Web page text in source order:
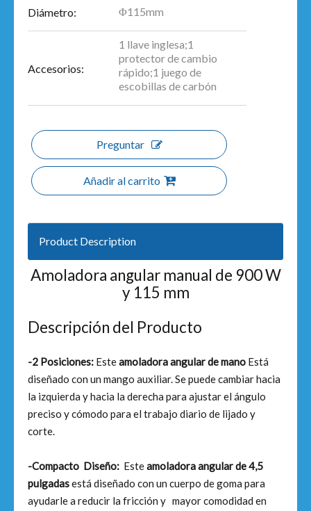
Diámetro: Φ115mm
Accesorios:
1 llave inglesa;1
protector de cambio
rápido;1 juego de
escobillas de carbón
Preguntar
Añadir al carrito
Product Description
Amoladora angular manual de 900 W
y 115 mm
Descripción del Producto
-2 Posiciones: Esteamoladora angular de mano Está
diseñado con un mango auxiliar. Se puede cambiar hacia
la izquierda y hacia la derecha para ajustar el ángulo
preciso y cómodo para el trabajo diario de lijado y
corte.
-Compacto Diseño: Esteamoladora angular de 4,5
pulgadasestá diseñado con un cuerpo de goma para
ayudarle a reducir la fricción y mayor comodidad en